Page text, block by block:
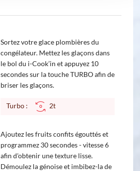
Sortez votre glace plombières du
congélateur. Mettez les glaçons dans
le bol du i-Cook’in et appuyez 10
secondes sur la touche TURBO afin de
briser les glaçons.
Turbo : 2t
Ajoutez les fruits confits égouttés et
programmez 30 secondes - vitesse 6
afin d'obtenir une texture lisse.
Démoulez la génoise et imbibez-la de